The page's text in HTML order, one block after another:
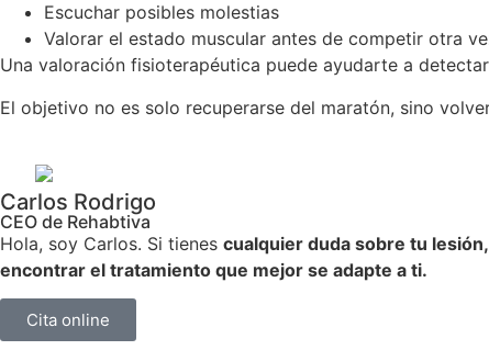
Escuchar posibles molestias
Valorar el estado muscular antes de competir otra
Una valoración fisioterapéutica puede ayudarte a
El objetivo no es solo recuperarse del maratón, sino
Carlos Rodrigo
CEO de Rehabtiva
Hola, soy Carlos. Si tienes cualquier duda sobre tu lesión,
encontrar el tratamiento que mejor se adapte a ti.
Cita online